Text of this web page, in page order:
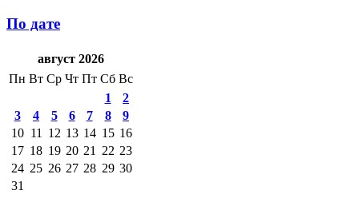
По дате
август 2026
Пн Вт Ср Чт Пт Сб Вс
1
2
3
4 5 6 7 8
9
10 11 12 13 14 15 16
17 18 19 20 21 22 23
24 25 26 27 28 29 30
31